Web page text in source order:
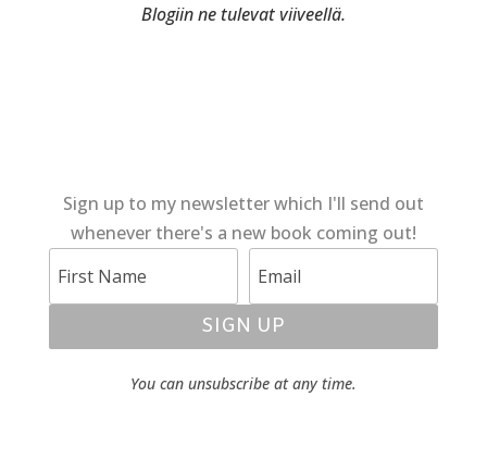
Blogiin ne tulevat viiveellä.
Sign up to my newsletter which I'll send out
whenever there's a new book coming out!
SIGN UP
You can unsubscribe at any time.